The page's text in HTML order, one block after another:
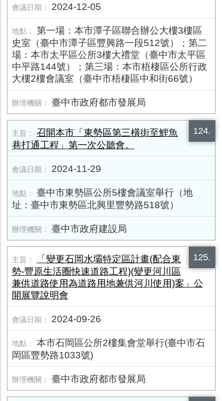
2024-12-05
第一場：本市潭子區聯合辦公大樓3樓區
史室（臺中市潭子區豐興路一段​512號）；第二
場：本市太平區公所3樓大禮堂（臺中市太平區
中平路​144號）；第三場：本市梧棲區公所行政
大樓2樓會議室（臺中市梧棲區中和街66號）
臺中市政府都市發展局
124.
召開本市「東勢區第三橫街至鯉魚
巷打通工程」第一次公聽會。
2024-11-29
臺中市東勢區公所5樓會議室舉行（地
址：臺中市東勢區北興里豐勢路518號）
臺中市政府建設局
125.
「變更石岡水壩特定區計畫(配合東
勢-豐原生活圈快速道路工程)(變更河川區
兼供道路使用為道路用地兼供河川使用)案」公
開展覽說明會
2024-09-26
本市石岡區公所2樓集會堂舉行(臺中市石
岡區豐勢路1033號)
臺中市政府都市發展局